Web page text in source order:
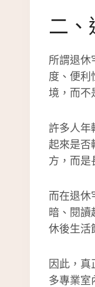
二、
所謂退休
度、便利
境，而不
許多人年
起來是否
方，而是
而在退休
暗、閱讀
休後生活
因此，真
多專業室